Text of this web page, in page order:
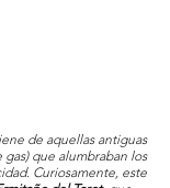
de aquellas antiguas
gas) que alumbraban los
Curiosamente, este